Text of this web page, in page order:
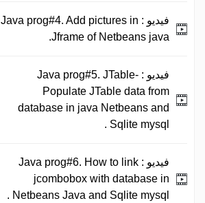
فيديو : Java prog#4. Add pictures in
Jframe of Netbeans java.
فيديو : Java prog#5. JTable-
Populate JTable data from
database in java Netbeans and
Sqlite mysql .
فيديو : Java prog#6. How to link
jcombobox with database in
Netbeans Java and Sqlite mysql .